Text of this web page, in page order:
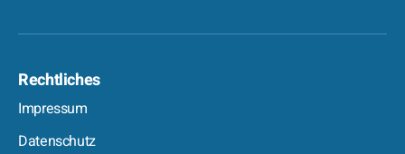
Rechtliches
Impressum
Datenschutz